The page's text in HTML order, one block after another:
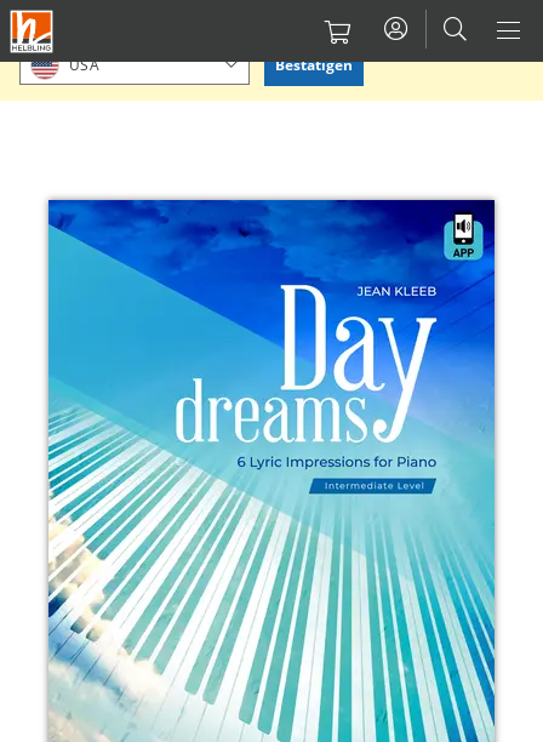
Direkt
zum
Inhalt
Bitte Standort bestätigen oder einen anderen auswählen.
USA Bestätigen